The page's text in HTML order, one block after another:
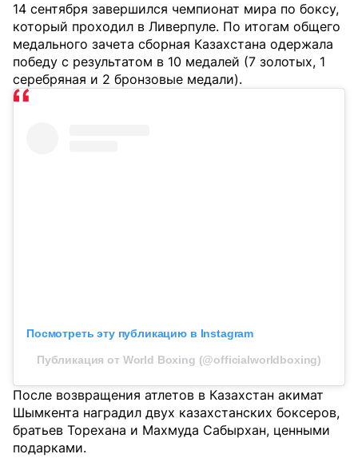
14 сентября завершился чемпионат мира по боксу,
который проходил в Ливерпуле. По итогам общего
медального зачета сборная Казахстана одержала
победу с результатом в 10 медалей (7 золотых, 1
серебряная и 2 бронзовые медали).
Посмотреть эту публикацию в Instagram
Публикация от World Boxing (@officialworldboxing)
После возвращения атлетов в Казахстан акимат
Шымкента наградил двух казахстанских боксеров,
братьев Торехана и Махмуда Сабырхан, ценными
подарками.